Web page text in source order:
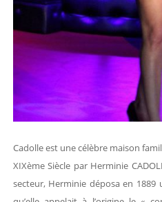
Cadolle est une célèbre maison
XIXème Siècle par Herminie
secteur, Herminie déposa en